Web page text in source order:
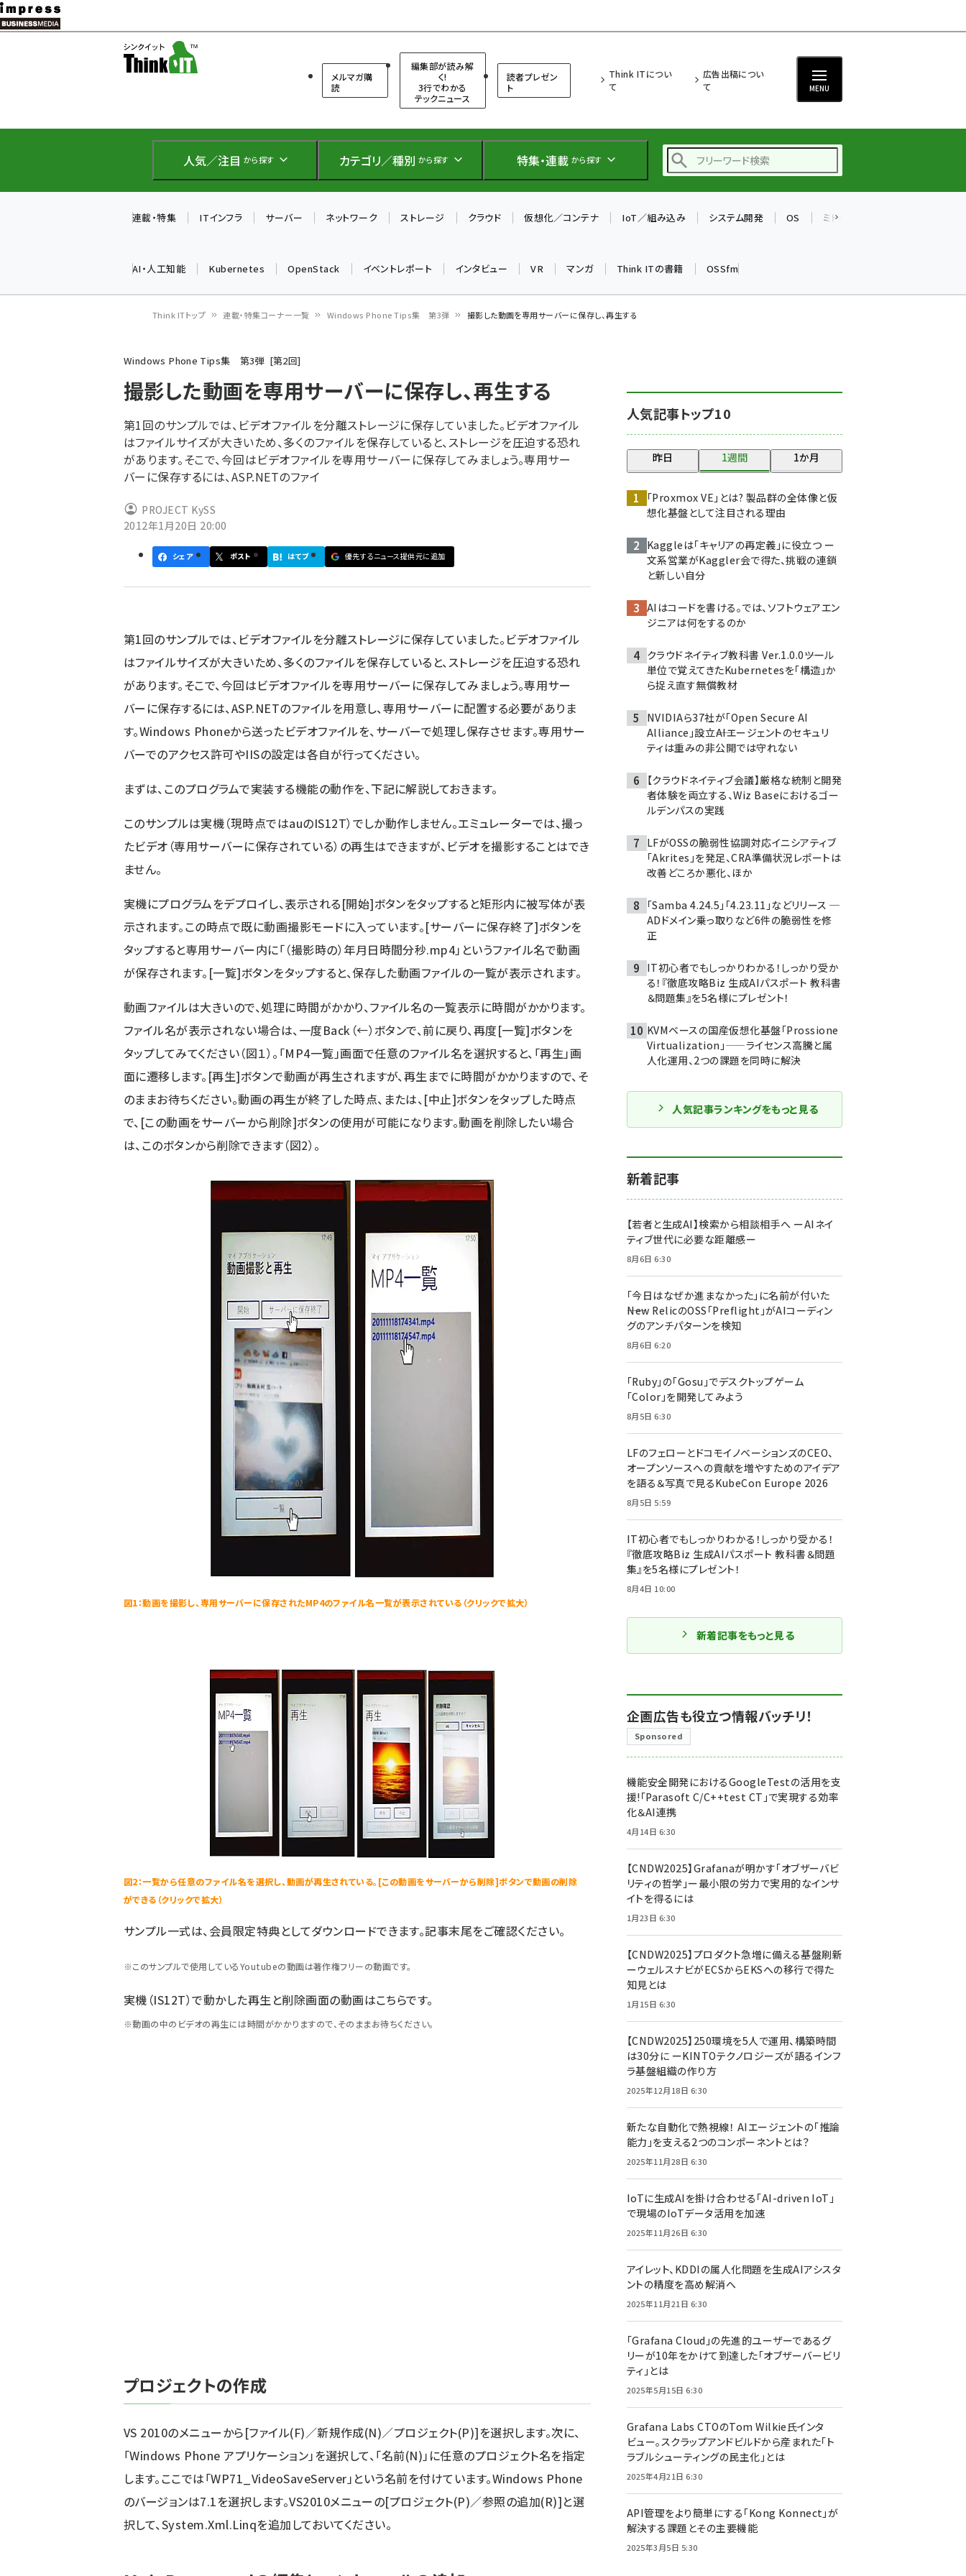
メ
イ
テ
に
メルマガ購
読
編集部が読み解
く!
3行でわかる
テックニュース
読者プレゼン
ト
Think ITについ
て
広告出稿につい
て
MENU
人気／注目 から探す カテゴリ／種別 から探す 特集・連載 から探す
仲間と築いた勝利の絆～
drupal (1929)
genai (1468)
abc123 (1341)
連載・特集 ITインフラ サーバー ネットワーク ストレージ クラウド 仮想化／コンテナ IoT／組み込み システム開発 OS ミドルウェア
AI・人工知能 Kubernetes OpenStack イベントレポート インタビュー VR マンガ Think ITの書籍 OSSfm
ン
く
ず
Think ITトップ 連載・特集コーナー一覧 Windows Phone Tips集 第3弾 撮影した動画を専用サーバーに保存し、再生する
Windows Phone Tips集 第3弾 第2回
撮影した動画を専用サーバーに保存し、再生する
第1回のサンプルでは、ビデオファイルを分離ストレージに保存していました。ビデオファイル
はファイルサイズが大きいため、多くのファイルを保存していると、ストレージを圧迫する恐れ
があります。そこで、今回はビデオファイルを専用サーバーに保存してみましょう。専用サー
バーに保存するには、ASP.NETのファイ
PROJECT KySS
2012年1月20日 20:00
シェア ポスト はてブ 優先するニュース提供元に追加
第1回のサンプルでは、ビデオファイルを分離ストレージに保存していました。ビデオファイル
はファイルサイズが大きいため、多くのファイルを保存していると、ストレージを圧迫する恐れ
があります。そこで、今回はビデオファイルを専用サーバーに保存してみましょう。専用サー
バーに保存するには、ASP.NETのファイルを用意し、専用サーバーに配置する必要がありま
す。Windows Phoneから送ったビデオファイルを、サーバーで処理し保存させます。専用サー
バーでのアクセス許可やIISの設定は各自が行ってください。
まずは、このプログラムで実装する機能の動作を、下記に解説しておきます。
このサンプルは実機（現時点ではauのIS12T）でしか動作しません。エミュレーターでは、撮っ
たビデオ（専用サーバーに保存されている）の再生はできますが、ビデオを撮影することはでき
ません。
実機にプログラムをデプロイし、表示される[開始]ボタンをタップすると矩形内に被写体が表
示されます。この時点で既に動画撮影モードに入っています。[サーバーに保存終了]ボタンを
タップすると専用サーバー内に「（撮影時の）年月日時間分秒.mp4」というファイル名で動画
が保存されます。[一覧]ボタンをタップすると、保存した動画ファイルの一覧が表示されます。
動画ファイルは大きいので、処理に時間がかかり、ファイル名の一覧表示に時間がかかります。
ファイル名が表示されない場合は、一度Back（←）ボタンで、前に戻り、再度[一覧]ボタンを
タップしてみてください（図１）。「MP4一覧」画面で任意のファイル名を選択すると、「再生」画
面に遷移します。[再生]ボタンで動画が再生されますが、再生までに時間がかかりますので、そ
のままお待ちください。動画の再生が終了した時点、または、[中止]ボタンをタップした時点
で、[この動画をサーバーから削除]ボタンの使用が可能になります。動画を削除したい場合
は、このボタンから削除できます（図2）。
図1：動画を撮影し、専用サーバーに保存されたMP4のファイル名一覧が表示されている（クリックで拡大）
図2：一覧から任意のファイル名を選択し、動画が再生されている。[この動画をサーバーから削除]ボタンで動画の削除
ができる（クリックで拡大）
サンプル一式は、会員限定特典としてダウンロードできます。記事末尾をご確認ください。
※このサンプルで使用しているYoutubeの動画は著作権フリーの動画です。
実機（IS12T）で動かした再生と削除画面の動画はこちらです。
※動画の中のビデオの再生には時間がかかりますので、そのままお待ちください。
プロジェクトの作成
VS 2010のメニューから[ファイル(F)／新規作成(N)／プロジェクト(P)]を選択します。次に、
「Windows Phone アプリケーション」を選択して、「名前(N)」に任意のプロジェクト名を指定
します。ここでは「WP71_VideoSaveServer」という名前を付けています。Windows Phone
のバージョンは7.1を選択します。VS2010メニューの[プロジェクト(P)／参照の追加(R)]と選
択して、System.Xml.Linqを追加しておいてください。
人気記事トップ10
昨日 1週間 1か月
「Proxmox VE」とは? 製品群の全体像と仮
想化基盤として注目される理由
Kaggleは「キャリアの再定義」に役立つ ー
文系営業がKaggler会で得た、挑戦の連鎖
と新しい自分
AIはコードを書ける。では、ソフトウェアエン
ジニアは何をするのか
クラウドネイティブ教科書 Ver.1.0.0――ツール
単位で覚えてきたKubernetesを「構造」か
ら捉え直す無償教材
NVIDIAら37社が「Open Secure AI
Alliance」設立――AIエージェントのセキュリ
ティは重みの非公開では守れない
【クラウドネイティブ会議】厳格な統制と開発
者体験を両立する、Wiz Baseにおけるゴー
ルデンパスの実践
LFがOSSの脆弱性協調対応イニシアティブ
「Akrites」を発足、CRA準備状況レポートは
改善どころか悪化、ほか
「Samba 4.24.5」「4.23.11」などリリース ─
ADドメイン乗っ取りなど6件の脆弱性を修
正
IT初心者でもしっかりわかる！しっかり受か
る！『徹底攻略Biz 生成AIパスポート 教科書
＆問題集』を5名様にプレゼント！
KVMベースの国産仮想化基盤「Prossione
Virtualization」——ライセンス高騰と属
人化運用、2つの課題を同時に解決
人気記事ランキングをもっと見る
新着記事
【若者と生成AI】検索から相談相手へ ーAIネイ
ティブ世代に必要な距離感ー
8月6日 6:30
「今日はなぜか進まなかった」に名前が付いた
――New RelicのOSS「Preflight」がAIコーディン
グのアンチパターンを検知
8月6日 6:20
「Ruby」の「Gosu」でデスクトップゲーム
「Color」を開発してみよう
8月5日 6:30
LFのフェローとドコモイノベーションズのCEO、
オープンソースへの貢献を増やすためのアイデア
を語る＆写真で見るKubeCon Europe 2026
8月5日 5:59
IT初心者でもしっかりわかる！しっかり受かる！
『徹底攻略Biz 生成AIパスポート 教科書＆問題
集』を5名様にプレゼント！
8月4日 10:00
新着記事をもっと見る
企画広告も役立つ情報バッチリ！
Sponsored
機能安全開発におけるGoogleTestの活用を支
援!「Parasoft C/C++test CT」で実現する効率
化＆AI連携
4月14日 6:30
【CNDW2025】Grafanaが明かす「オブザーバビ
リティの哲学」ー最小限の労力で実用的なインサ
イトを得るには
1月23日 6:30
【CNDW2025】プロダクト急増に備える基盤刷新
ーウェルスナビがECSからEKSへの移行で得た
知見とは
1月15日 6:30
【CNDW2025】250環境を5人で運用、構築時間
は30分に ーKINTOテクノロジーズが語るインフ
ラ基盤組織の作り方
2025年12月18日 6:30
新たな自動化で熱視線！ AIエージェントの「推論
能力」を支える2つのコンポーネントとは？
2025年11月28日 6:30
IoTに生成AIを掛け合わせる「AI-driven IoT」
で現場のIoTデータ活用を加速
2025年11月26日 6:30
アイレット、KDDIの属人化問題を生成AIアシスタ
ントの精度を高め解消へ
2025年11月21日 6:30
「Grafana Cloud」の先進的ユーザーであるグ
リーが10年をかけて到達した「オブザーバービリ
ティ」とは
2025年5月15日 6:30
Grafana Labs CTOのTom Wilkie氏インタ
ビュー。スクラップアンドビルドから産まれた「ト
ラブルシューティングの民主化」とは
2025年4月21日 6:30
API管理をより簡単にする「Kong Konnect」が
解決する課題とその主要機能
2025年3月5日 5:30